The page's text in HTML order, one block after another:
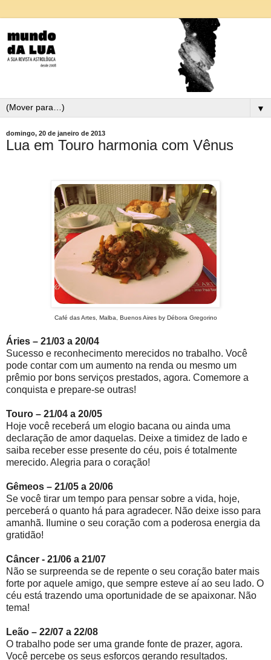
▼
domingo, 20 de janeiro de 2013
Lua em Touro harmonia com Vênus
Café das Artes, Malba, Buenos Aires by Débora Gregorino
Áries – 21/03 a 20/04
Sucesso e reconhecimento merecidos no trabalho. Você
pode contar com um aumento na renda ou mesmo um
prêmio por bons serviços prestados, agora. Comemore a
conquista e prepare-se outras!
Touro – 21/04 a 20/05
Hoje você receberá um elogio bacana ou ainda uma
declaração de amor daquelas. Deixe a timidez de lado e
saiba receber esse presente do céu, pois é totalmente
merecido. Alegria para o coração!
Gêmeos – 21/05 a 20/06
Se você tirar um tempo para pensar sobre a vida, hoje,
perceberá o quanto há para agradecer. Não deixe isso para
amanhã. Ilumine o seu coração com a poderosa energia da
gratidão!
Câncer - 21/06 a 21/07
Não se surpreenda se de repente o seu coração bater mais
forte por aquele amigo, que sempre esteve aí ao seu lado. O
céu está trazendo uma oportunidade de se apaixonar. Não
tema!
Leão – 22/07 a 22/08
O trabalho pode ser uma grande fonte de prazer, agora.
Você percebe os seus esforços gerando resultados.